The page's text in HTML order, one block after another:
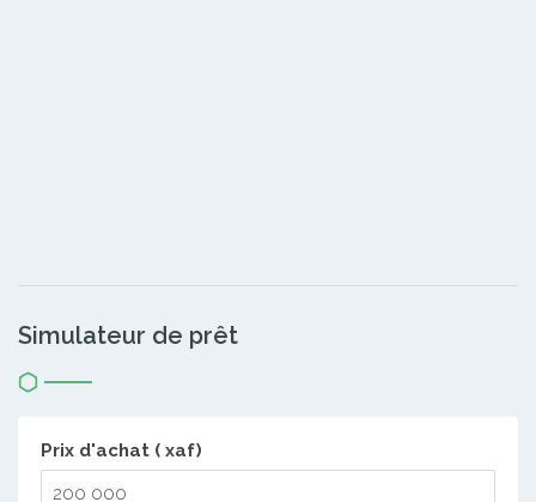
Simulateur de prêt
Prix d'achat ( xaf)